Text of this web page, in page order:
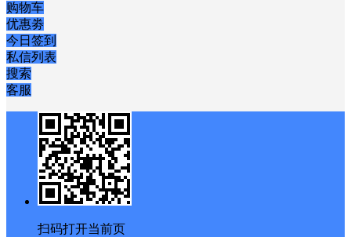
购物车
优惠劵
今日签到
私信列表
搜索
客服
扫码打开当前页